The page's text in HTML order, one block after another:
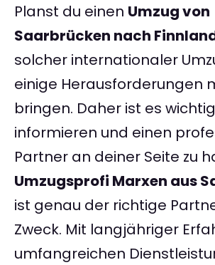
Planst du einen Umzug von
Saarbrücken nach
solcher internationaler
einige Herausforderungen
bringen. Daher ist es
informieren und einen
Partner an deiner Seite zu
Umzugsprofi Marxen aus
ist genau der richtige
Zweck. Mit langjähriger
umfangreichen